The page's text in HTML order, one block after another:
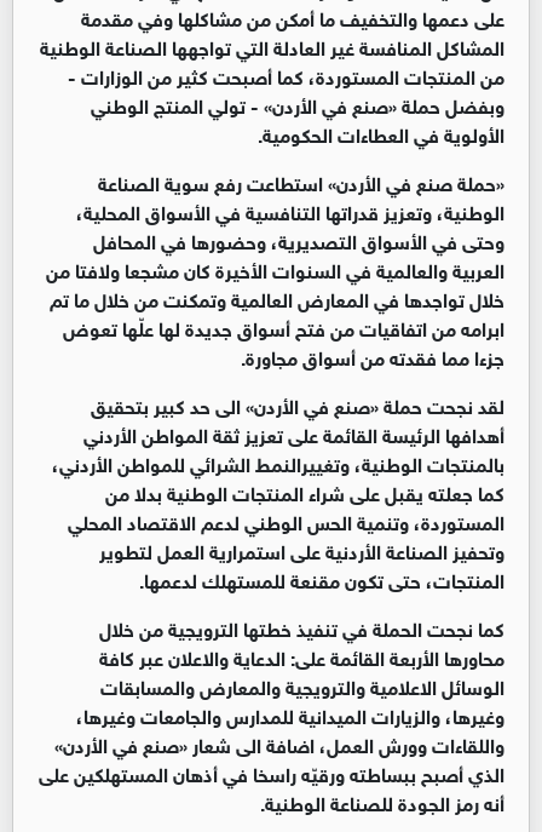
على دعمها والتخفيف ما أمكن من مشاكلها وفي مقدمة
المشاكل المنافسة غير العادلة التي تواجهها الصناعة الوطنية
من المنتجات المستوردة، كما أصبحت كثير من الوزارات -
وبفضل حملة «صنع في الأردن» - تولي المنتج الوطني
الأولوية في العطاءات الحكومية.
«حملة صنع في الأردن» استطاعت رفع سوية الصناعة
الوطنية، وتعزيز قدراتها التنافسية في الأسواق المحلية،
وحتى في الأسواق التصديرية، وحضورها في المحافل
العربية والعالمية في السنوات الأخيرة كان مشجعا ولافتا من
خلال تواجدها في المعارض العالمية وتمكنت من خلال ما تم
ابرامه من اتفاقيات من فتح أسواق جديدة لها علّها تعوض
جزءا مما فقدته من أسواق مجاورة.
لقد نجحت حملة «صنع في الأردن» الى حد كبير بتحقيق
أهدافها الرئيسة القائمة على تعزيز ثقة المواطن الأردني
بالمنتجات الوطنية، وتغييرالنمط الشرائي للمواطن الأردني،
كما جعلته يقبل على شراء المنتجات الوطنية بدلا من
المستوردة، وتنمية الحس الوطني لدعم الاقتصاد المحلي
وتحفيز الصناعة الأردنية على استمرارية العمل لتطوير
المنتجات، حتى تكون مقنعة للمستهلك لدعمها.
كما نجحت الحملة في تنفيذ خطتها الترويجية من خلال
محاورها الأربعة القائمة على: الدعاية والاعلان عبر كافة
الوسائل الاعلامية والترويجية والمعارض والمسابقات
وغيرها، والزيارات الميدانية للمدارس والجامعات وغيرها،
واللقاءات وورش العمل، اضافة الى شعار «صنع في الأردن»
الذي أصبح ببساطته ورقيّه راسخا في أذهان المستهلكين على
أنه رمز الجودة للصناعة الوطنية.